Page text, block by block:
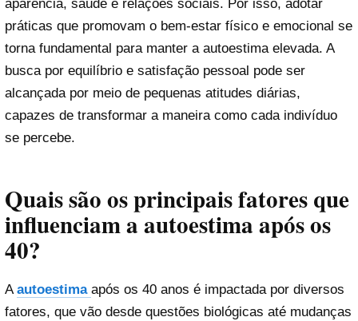
aparência, saúde e relações sociais. Por isso, adotar
práticas que promovam o bem-estar físico e emocional se
torna fundamental para manter a autoestima elevada. A
busca por equilíbrio e satisfação pessoal pode ser
alcançada por meio de pequenas atitudes diárias,
capazes de transformar a maneira como cada indivíduo
se percebe.
Quais são os principais fatores que
influenciam a autoestima após os
40?
Aautoestima após os 40 anos é impactada por diversos
fatores, que vão desde questões biológicas até mudanças